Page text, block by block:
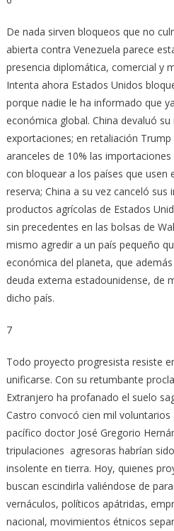
De nada sirven bloqueos que no
abierta contra Venezuela parece
presencia diplomática, comercial y
Intenta ahora Estados Unidos
porque nadie le ha informado que
económica global. China devaluó
exportaciones; en retaliación
aranceles de 10% las
con bloquear a los países que usen
reserva; China a su vez canceló
productos agrícolas de Estados
sin precedentes en las bolsas de
mismo agredir a un país pequeño
económica del planeta, que
deuda externa estadounidense, de
dicho país.
7
Todo proyecto progresista resiste
unificarse. Con su retumbante
Extranjero ha profanado el suelo
Castro convocó cien mil voluntarios
pacífico doctor José Gregorio
tripulaciones agresoras habrían
insolente en tierra. Hoy, quienes
buscan escindirla valiéndose de
vernáculos, políticos apátridas,
nacional, movimientos étnicos